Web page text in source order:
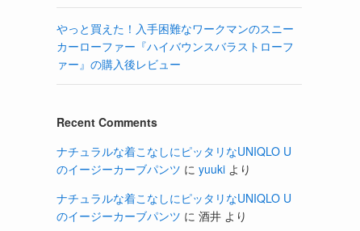
やっと買えた！入手困難なワークマンのスニー
カーローファー『ハイバウンスバラストローフ
ァー』の購入後レビュー
Recent Comments
ナチュラルな着こなしにピッタリなUNIQLO U
のイージーカーブパンツ に yuuki より
ナチュラルな着こなしにピッタリなUNIQLO U
のイージーカーブパンツ に 酒井 より